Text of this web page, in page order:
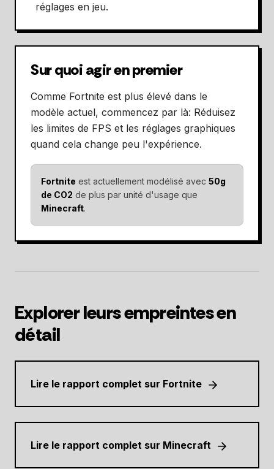
réglages en jeu.
Sur quoi agir en premier
Comme Fortnite est plus élevé dans le
modèle actuel, commencez par là: Réduisez
les limites de FPS et les réglages graphiques
quand cela change peu l'expérience.
Fortnite est actuellement modélisé avec 50g
de CO2 de plus par unité d'usage que
Minecraft.
Explorer leurs empreintes en
détail
Lire le rapport complet sur Fortnite
Lire le rapport complet sur Minecraft